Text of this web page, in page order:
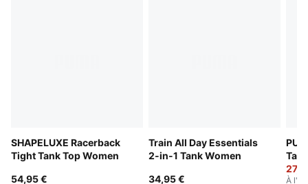
SHAPELUXE Racerback
Tight Tank Top Women
54,95 €
Train All Day Essentials
2-in-1 Tank Women
34,95 €
À